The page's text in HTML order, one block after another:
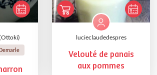
lucieclaudedespres
Velouté de panais
aux pommes